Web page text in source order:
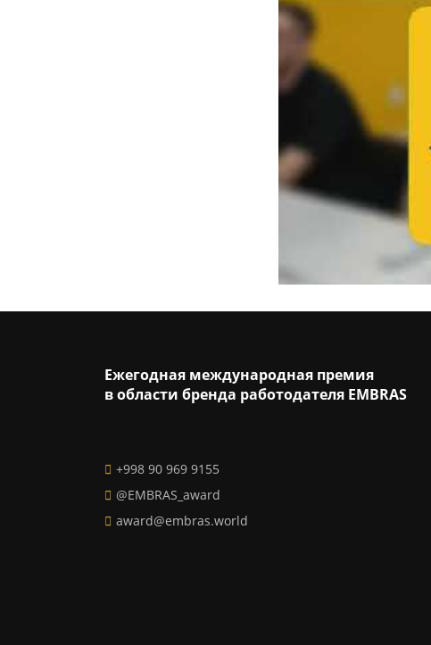
Ежегодная международная премия
в области бренда работодателя EMBRAS
+998 90 969 9155
@EMBRAS_award
award@embras.world